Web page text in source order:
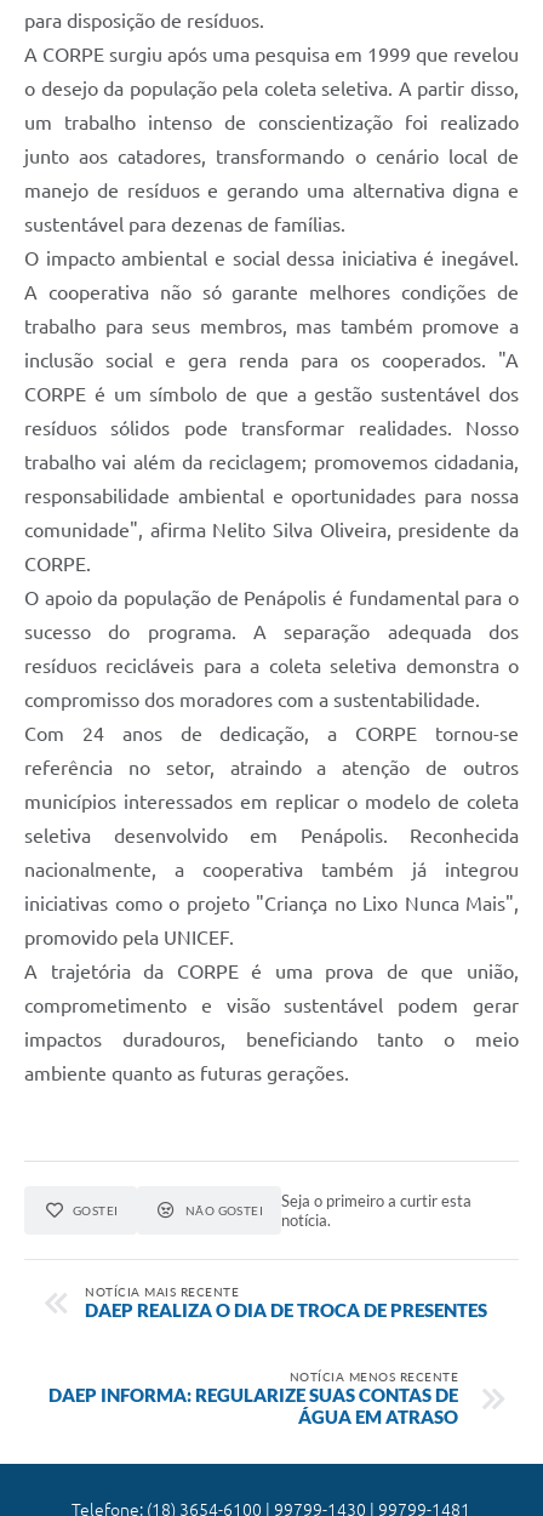
para disposição de resíduos.
A CORPE surgiu após uma pesquisa em 1999 que revelou
o desejo da população pela coleta seletiva. A partir disso,
um trabalho intenso de conscientização foi realizado
junto aos catadores, transformando o cenário local de
manejo de resíduos e gerando uma alternativa digna e
sustentável para dezenas de famílias.
O impacto ambiental e social dessa iniciativa é inegável.
A cooperativa não só garante melhores condições de
trabalho para seus membros, mas também promove a
inclusão social e gera renda para os cooperados. "A
CORPE é um símbolo de que a gestão sustentável dos
resíduos sólidos pode transformar realidades. Nosso
trabalho vai além da reciclagem; promovemos cidadania,
responsabilidade ambiental e oportunidades para nossa
comunidade", afirma Nelito Silva Oliveira, presidente da
CORPE.
O apoio da população de Penápolis é fundamental para o
sucesso do programa. A separação adequada dos
resíduos recicláveis para a coleta seletiva demonstra o
compromisso dos moradores com a sustentabilidade.
Com 24 anos de dedicação, a CORPE tornou-se
referência no setor, atraindo a atenção de outros
municípios interessados em replicar o modelo de coleta
seletiva desenvolvido em Penápolis. Reconhecida
nacionalmente, a cooperativa também já integrou
iniciativas como o projeto "Criança no Lixo Nunca Mais",
promovido pela UNICEF.
A trajetória da CORPE é uma prova de que união,
comprometimento e visão sustentável podem gerar
impactos duradouros, beneficiando tanto o meio
ambiente quanto as futuras gerações.
GOSTEI NÃO GOSTEI
Seja o primeiro a curtir esta
notícia.
NOTÍCIA MAIS RECENTE
DAEP REALIZA O DIA DE TROCA DE PRESENTES
NOTÍCIA MENOS RECENTE
DAEP INFORMA: REGULARIZE SUAS CONTAS DE
ÁGUA EM ATRASO
Telefone: (18) 3654-6100 | 99799-1430 | 99799-1481